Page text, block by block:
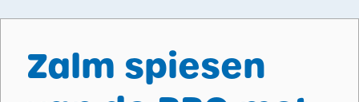
Zalm spiesen